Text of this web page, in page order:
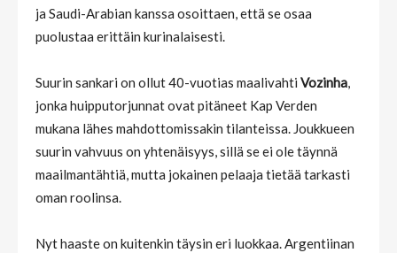
ja Saudi-Arabian kanssa osoittaen, että se osaa
puolustaa erittäin kurinalaisesti.
Suurin sankari on ollut 40-vuotias maalivahti Vozinha,
jonka huipputorjunnat ovat pitäneet Kap Verden
mukana lähes mahdottomissakin tilanteissa. Joukkueen
suurin vahvuus on yhtenäisyys, sillä se ei ole täynnä
maailmantähtiä, mutta jokainen pelaaja tietää tarkasti
oman roolinsa.
Nyt haaste on kuitenkin täysin eri luokkaa. Argentiinan